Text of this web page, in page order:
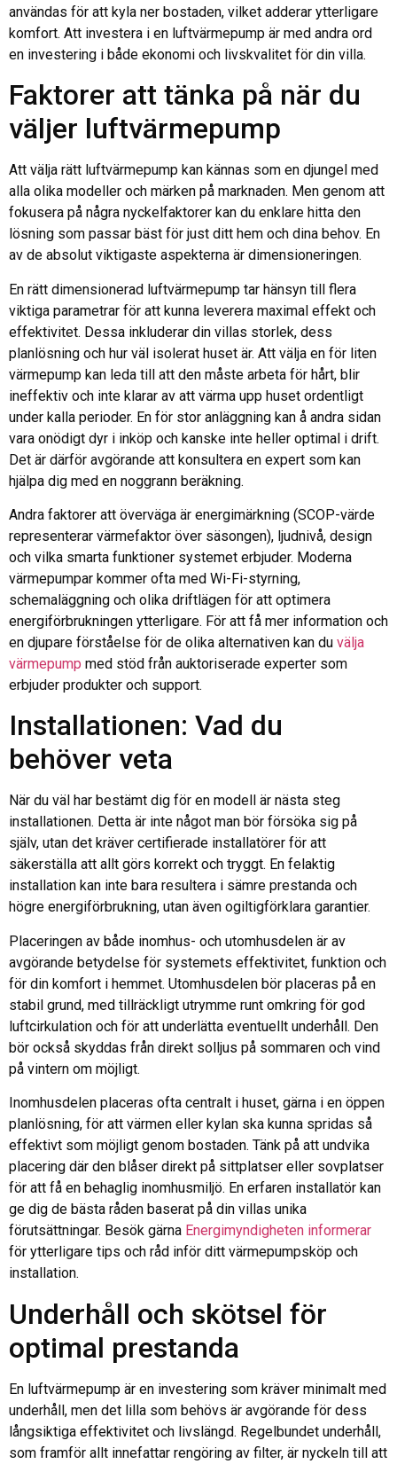
användas för att kyla ner bostaden, vilket adderar ytterligare
komfort. Att investera i en luftvärmepump är med andra ord
en investering i både ekonomi och livskvalitet för din villa.
Faktorer att tänka på när du
väljer luftvärmepump
Att välja rätt luftvärmepump kan kännas som en djungel med
alla olika modeller och märken på marknaden. Men genom att
fokusera på några nyckelfaktorer kan du enklare hitta den
lösning som passar bäst för just ditt hem och dina behov. En
av de absolut viktigaste aspekterna är dimensioneringen.
En rätt dimensionerad luftvärmepump tar hänsyn till flera
viktiga parametrar för att kunna leverera maximal effekt och
effektivitet. Dessa inkluderar din villas storlek, dess
planlösning och hur väl isolerat huset är. Att välja en för liten
värmepump kan leda till att den måste arbeta för hårt, blir
ineffektiv och inte klarar av att värma upp huset ordentligt
under kalla perioder. En för stor anläggning kan å andra sidan
vara onödigt dyr i inköp och kanske inte heller optimal i drift.
Det är därför avgörande att konsultera en expert som kan
hjälpa dig med en noggrann beräkning.
Andra faktorer att överväga är energimärkning (SCOP-värde
representerar värmefaktor över säsongen), ljudnivå, design
och vilka smarta funktioner systemet erbjuder. Moderna
värmepumpar kommer ofta med Wi-Fi-styrning,
schemaläggning och olika driftlägen för att optimera
energiförbrukningen ytterligare. För att få mer information och
en djupare förståelse för de olika alternativen kan du välja
värmepump med stöd från auktoriserade experter som
erbjuder produkter och support.
Installationen: Vad du
behöver veta
När du väl har bestämt dig för en modell är nästa steg
installationen. Detta är inte något man bör försöka sig på
själv, utan det kräver certifierade installatörer för att
säkerställa att allt görs korrekt och tryggt. En felaktig
installation kan inte bara resultera i sämre prestanda och
högre energiförbrukning, utan även ogiltigförklara garantier.
Placeringen av både inomhus- och utomhusdelen är av
avgörande betydelse för systemets effektivitet, funktion och
för din komfort i hemmet. Utomhusdelen bör placeras på en
stabil grund, med tillräckligt utrymme runt omkring för god
luftcirkulation och för att underlätta eventuellt underhåll. Den
bör också skyddas från direkt solljus på sommaren och vind
på vintern om möjligt.
Inomhusdelen placeras ofta centralt i huset, gärna i en öppen
planlösning, för att värmen eller kylan ska kunna spridas så
effektivt som möjligt genom bostaden. Tänk på att undvika
placering där den blåser direkt på sittplatser eller sovplatser
för att få en behaglig inomhusmiljö. En erfaren installatör kan
ge dig de bästa råden baserat på din villas unika
förutsättningar. Besök gärna Energimyndigheten informerar
för ytterligare tips och råd inför ditt värmepumpsköp och
installation.
Underhåll och skötsel för
optimal prestanda
En luftvärmepump är en investering som kräver minimalt med
underhåll, men det lilla som behövs är avgörande för dess
långsiktiga effektivitet och livslängd. Regelbundet underhåll,
som framför allt innefattar rengöring av filter, är nyckeln till att